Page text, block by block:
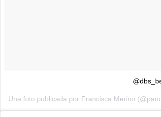
Una foto publicada por Francisca Merino